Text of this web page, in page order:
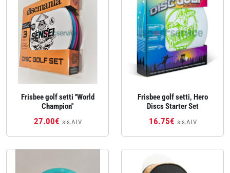
Frisbee golf setti ''World
Champion''
27.00€ sis.ALV
Frisbee golf setti, Hero
Discs Starter Set
16.75€ sis.ALV